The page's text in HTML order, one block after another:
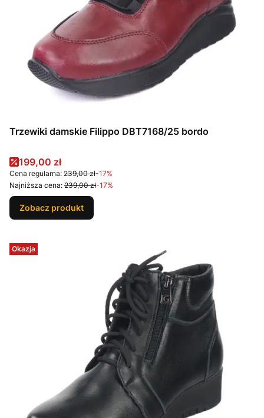
Trzewiki damskie Filippo DBT7168/25 bordo
Cena promocyjna
199,00 zł
Cena regularna: 239,00 zł-17%
Najniższa cena: 239,00 zł-17%
Zobacz produkt
Okazja